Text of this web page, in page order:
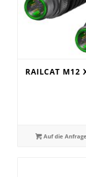
RAILCAT M12
Auf die